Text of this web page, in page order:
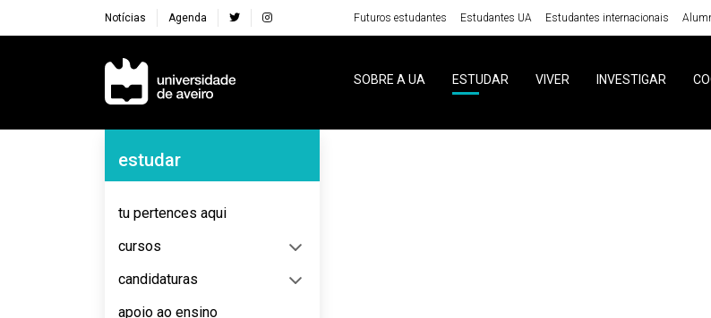
Notícias Agenda Futuros estudantes Estudantes UA Estudantes internacionais
Navegação Principal
SOBRE A UA ESTUDAR VIVER INVESTIGAR
Navegação Lateral
estudar
tu pertences aqui
cursos
candidaturas
apoio ao ensino